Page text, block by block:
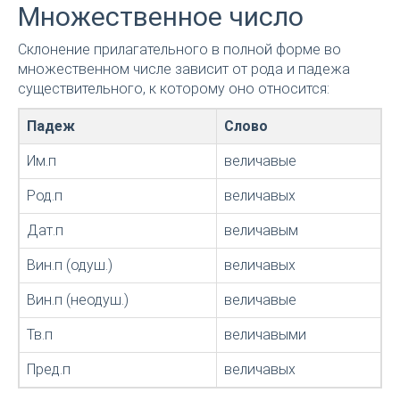
Множественное число
Склонение прилагательного в полной форме во
множественном числе зависит от рода и падежа
существительного, к которому оно относится:
Падеж Слово
Им.п величавые
Род.п величавых
Дат.п величавым
Вин.п (одуш.) величавых
Вин.п (неодуш.) величавые
Тв.п величавыми
Пред.п величавых